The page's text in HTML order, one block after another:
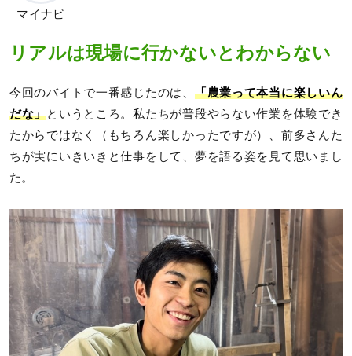
マイナビ
リアルは現場に行かないとわからない
今回のバイトで一番感じたのは、 「農業って本当に楽しいん
だな」というところ。私たちが普段やらない作業を体験でき
たからではなく（もちろん楽しかったですが）、前多さんた
ちが実にいきいきと仕事をして、夢を語る姿を見て思いまし
た。